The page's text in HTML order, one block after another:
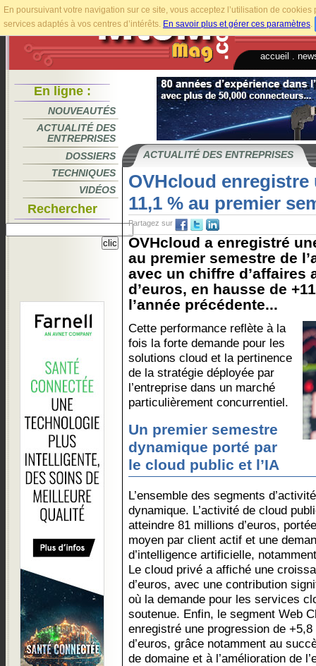
En poursuivant votre navigation sur ce site, vous acceptez l’utilisation de
services adaptés à vos centres d’intérêts. En savoir plus et gérer ces paramètres.
accueil
En ligne :
NOUVEAUTÉS
ACTUALITÉ DES
ENTREPRISES
DOSSIERS
TECHNIQUES
VIDÉOS
Rechercher
ACTUALITÉ DES ENTREPRISES
OVHcloud
11,1 % au premier
Partagez sur
OVHcloud a enregistré
au premier semestre de
avec un chiffre d’affaires
d’euros, en hausse de
l’année précédente...
Cette performance reflète à la
fois la forte demande pour les
solutions cloud et la pertinence
de la stratégie déployée par
l’entreprise dans un marché
particulièrement concurrentiel.
Un premier semestre
dynamique porté par
le cloud public et l’IA
L’ensemble des segments
dynamique. L’activité de cloud
atteindre 81 millions d’euros,
moyen par client actif et une
d’intelligence artificielle,
Le cloud privé a affiché une
d’euros, avec une contribution
où la demande pour les services
soutenue. Enfin, le segment Web
enregistré une progression de
d’euros, grâce notamment au
de domaine et à l’amélioration de